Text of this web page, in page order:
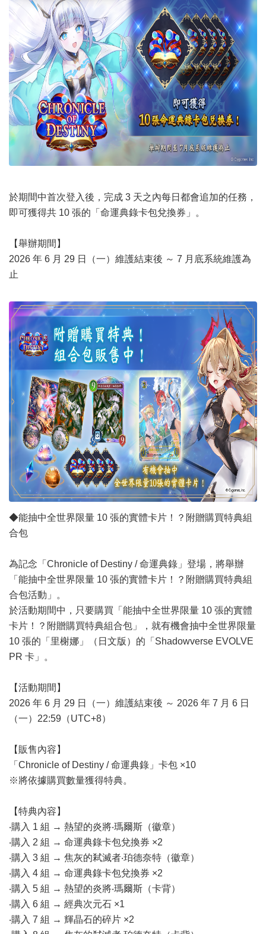
於期間中首次登入後，完成 3 天之內每日都會追加的任務，
即可獲得共 10 張的「命運典錄卡包兌換券」。
【舉辦期間】
2026 年 6 月 29 日（一）維護結束後 ～ 7 月底系統維護為
止
◆能抽中全世界限量 10 張的實體卡片！？附贈購買特典組
合包
為記念「Chronicle of Destiny / 命運典錄」登場，將舉辦
「能抽中全世界限量 10 張的實體卡片！？附贈購買特典組
合包活動」。
於活動期間中，只要購買「能抽中全世界限量 10 張的實體
卡片！？附贈購買特典組合包」，就有機會抽中全世界限量
10 張的「里榭娜」（日文版）的「Shadowverse EVOLVE
PR 卡」。
【活動期間】
2026 年 6 月 29 日（一）維護結束後 ～ 2026 年 7 月 6 日
（一）22:59（UTC+8）
【販售內容】
「Chronicle of Destiny / 命運典錄」卡包 ×10
※將依據購買數量獲得特典。
【特典內容】
‧購入 1 組 → 熱望的炎將‧瑪爾斯（徽章）
‧購入 2 組 → 命運典錄卡包兌換券 ×2
‧購入 3 組 → 焦灰的弒滅者‧珀德奈特（徽章）
‧購入 4 組 → 命運典錄卡包兌換券 ×2
‧購入 5 組 → 熱望的炎將‧瑪爾斯（卡背）
‧購入 6 組 → 經典次元石 ×1
‧購入 7 組 → 輝晶石的碎片 ×2